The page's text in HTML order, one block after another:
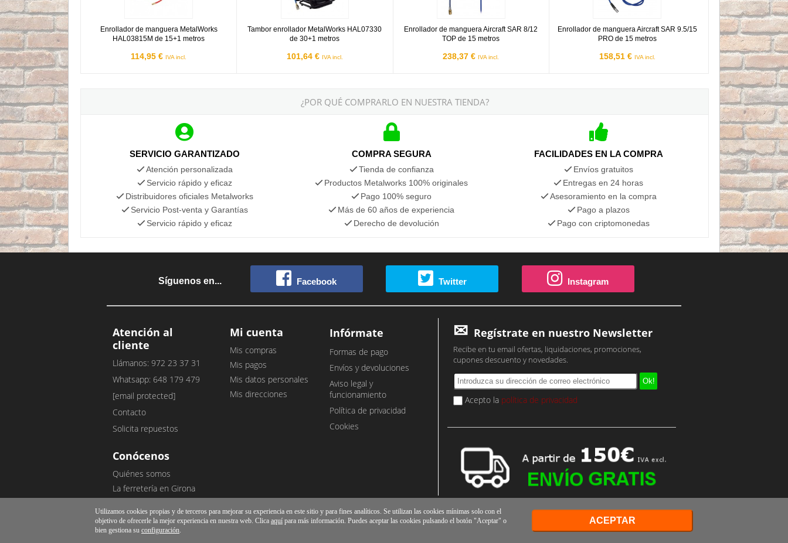
Enrollador de manguera MetalWorks
HAL03815M de 15+1 metros
114,95 € IVA incl.
Tambor enrollador MetalWorks HAL07330
de 30+1 metros
101,64 € IVA incl.
Enrollador de manguera Aircraft SAR 8/12
TOP de 15 metros
238,37 € IVA incl.
Enrollador de manguera Aircraft SAR 9.5/15
PRO de 15 metros
158,51 € IVA incl.
¿POR QUÉ COMPRARLO EN NUESTRA TIENDA?
SERVICIO GARANTIZADO
Atención personalizada
Servicio rápido y eficaz
Distribuidores oficiales Metalworks
Servicio Post-venta y Garantías
Servicio rápido y eficaz
COMPRA SEGURA
Tienda de confianza
Productos Metalworks 100% originales
Pago 100% seguro
Más de 60 años de experiencia
Derecho de devolución
FACILIDADES EN LA COMPRA
Envíos gratuitos
Entregas en 24 horas
Asesoramiento en la compra
Pago a plazos
Pago con criptomonedas
Síguenos en... Facebook Twitter Instagram
Atención al
cliente
Llámanos: 972 23 37 31
Whatsapp: 648 179 479
[email protected]
Contacto
Solicita repuestos
Conócenos
Quiénes somos
La ferretería en Girona
Opiniones de clientes
Mi cuenta
Mis compras
Mis pagos
Mis datos personales
Mis direcciones
Infórmate
Formas de pago
Envíos y devoluciones
Aviso legal y
funcionamiento
Política de privacidad
Cookies
Regístrate en nuestro Newsletter
Recibe en tu email ofertas, liquidaciones, promociones,
cupones descuento y novedades.
Acepto la política de privacidad
Utilizamos cookies propias y de terceros para mejorar su experiencia en este sitio y para fines analíticos. Se utilizan las cookies mínimas solo con el
objetivo de ofrecerle la mejor experiencia en nuestra web. Clica aquípara más información. Puedes aceptar las cookies pulsando el botón "Aceptar" o
bien gestiona su configuración.
ACEPTAR